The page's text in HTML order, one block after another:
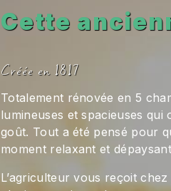
Cette
Créée en 1817
Totalement rénovée en 5
lumineuses et spacieuses qui
goût. Tout a été pensé pour
moment relaxant et
L’agriculteur vous reçoit